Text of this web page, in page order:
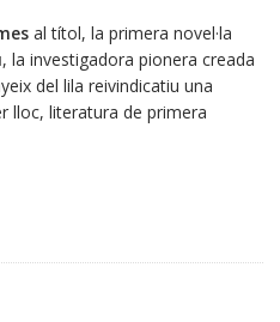
al títol, la primera novel·la
, la investigadora pionera creada
del lila reivindicatiu una
lloc, literatura de primera